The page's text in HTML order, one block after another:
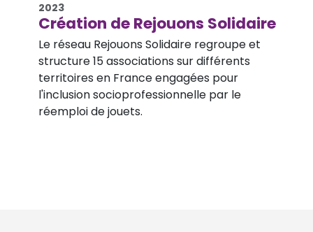
2023
Création de Rejouons Solidaire
Le réseau Rejouons Solidaire regroupe et
structure 15 associations sur différents
territoires en France engagées pour
l'inclusion socioprofessionnelle par le
réemploi de jouets.